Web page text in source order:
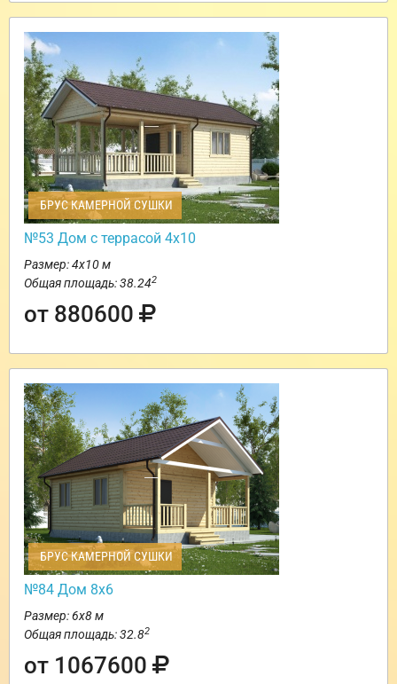
БРУС КАМЕРНОЙ СУШКИ
№53 Дом с террасой 4х10
Размер: 4х10 м
Общая площадь: 38.242
от 880600
БРУС КАМЕРНОЙ СУШКИ
№84 Дом 8х6
Размер: 6х8 м
Общая площадь: 32.82
от 1067600